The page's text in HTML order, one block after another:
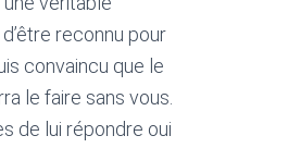
reconnu pour
convaincu que le
le faire sans vous.
de lui répondre oui